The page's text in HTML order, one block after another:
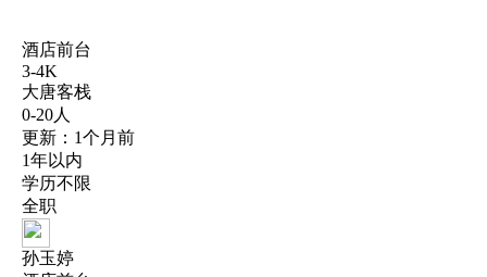
酒店前台
3-4K
大唐客栈
0-20人
更新：1个月前
1年以内
学历不限
全职
孙玉婷